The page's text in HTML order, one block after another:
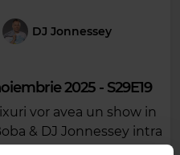
DJ Jonnessey
2025 - S29E19
vor avea un show in
& DJ Jonnessey intra